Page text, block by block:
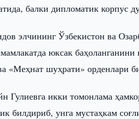
балки дипломатик корпус
элчининг Ўзбекистон ва
юксак
«Меҳнат шуҳрати» орденлари
Гулиевга икки томонлама
билдириб, унга мустаҳкам